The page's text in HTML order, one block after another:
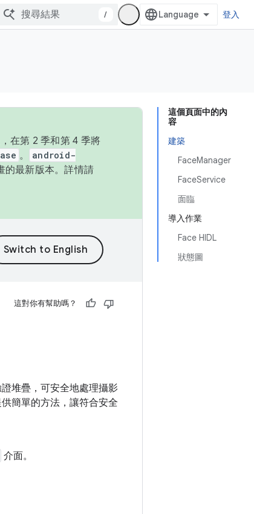
/ 登入
這個頁面中的內
容
建築
FaceManager
FaceService
面臨
導入作業
Face HIDL
狀態圖
在第 2 季和第 4 季將
。
android-
的最新版本。詳情請
這對你有幫助嗎？
堆疊，可安全地處理攝影
簡單的方法，讓符合安全
介面。